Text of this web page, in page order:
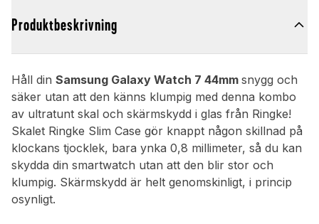
Produktbeskrivning
Håll din Samsung Galaxy Watch 7 44mm snygg och
säker utan att den känns klumpig med denna kombo
av ultratunt skal och skärmskydd i glas från Ringke!
Skalet Ringke Slim Case gör knappt någon skillnad på
klockans tjocklek, bara ynka 0,8 millimeter, så du kan
skydda din smartwatch utan att den blir stor och
klumpig. Skärmskydd är helt genomskinligt, i princip
osynligt.